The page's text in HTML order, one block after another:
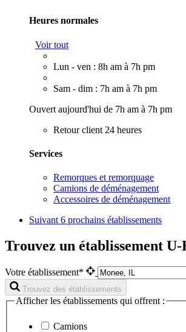
Heures normales
Voir tout
Lun - ven : 8h am à 7h pm
Sam - dim : 7h am à 7h pm
Ouvert aujourd'hui de 7h am à 7h pm
Retour client 24 heures
Services
Remorques et remorquage
Camions de déménagement
Accessoires de déménagement
Suivant 6 prochains établissements
Trouvez un établissement
Votre établissement*
Trouvez des établissements
Afficher les établissements qui offrent :
Camions